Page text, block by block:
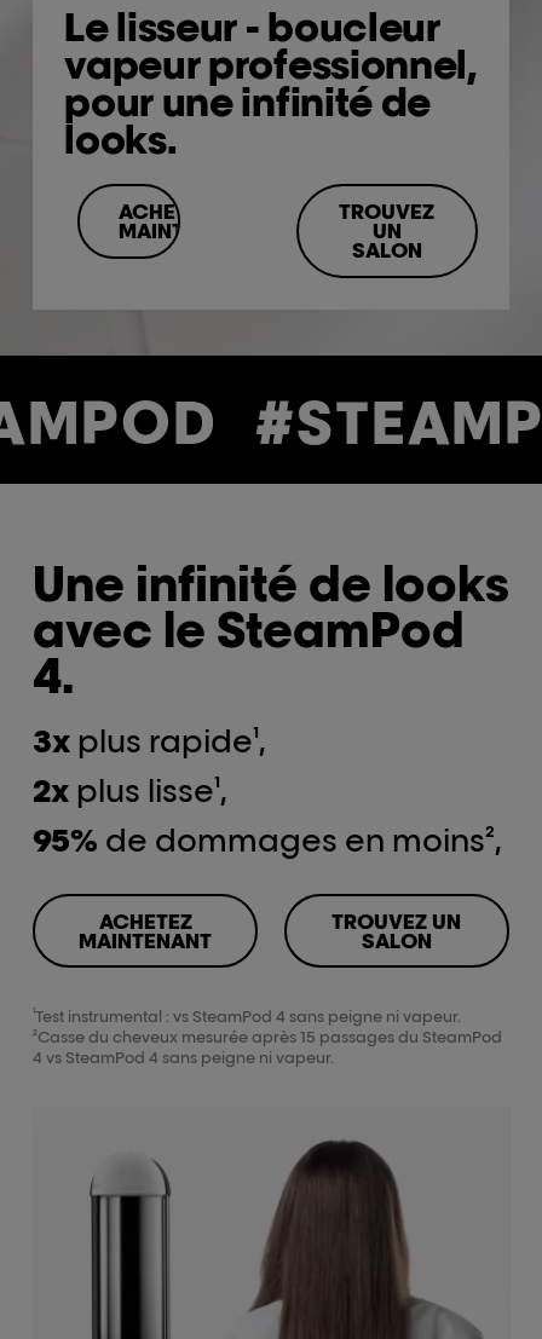
Le lisseur - boucleur
vapeur professionnel,
pour une infinité de
looks.
ACHETEZ
MAINTENANT
TROUVEZ
UN
SALON
Une infinité de looks
avec le SteamPod
4.
3x plus rapide¹,
2x plus lisse¹,
95% de dommages en moins²,
ACHETEZ
MAINTENANT
TROUVEZ UN
SALON
1Test instrumental : vs SteamPod 4 sans peigne ni vapeur.
²Casse du cheveux mesurée après 15 passages du SteamPod
4 vs SteamPod 4 sans peigne ni vapeur.